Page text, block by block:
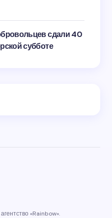
сдали 40
субботе
«Rainbow».